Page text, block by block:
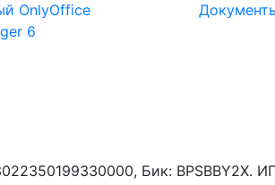
OnlyOffice
6
Бик: BPSBBY2X.